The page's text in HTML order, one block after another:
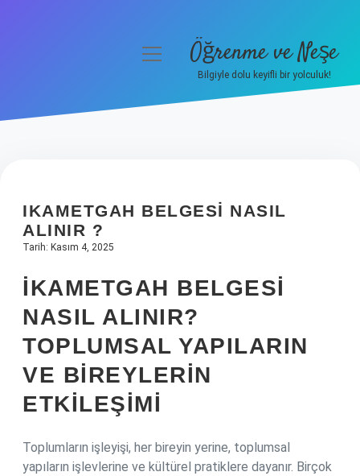
Hakkımızda
menüyüÖğrenme ve Neşe
Bilgiyle dolu keyifli bir yolculuk!
IKAMETGAH BELGESI NASIL
ALINIR ?
Tarih: Kasım 4, 2025
İKAMETGAH BELGESI
NASIL ALINIR?
TOPLUMSAL YAPILARIN
VE BIREYLERIN
ETKILEŞIMI
Toplumların işleyişi, her bireyin yerine, toplumsal
yapıların işlevlerine ve kültürel pratiklere dayanır. Birçok